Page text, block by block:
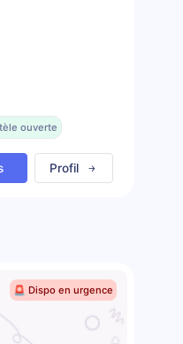
ouverte
Profil
🚨 Dispo en urgence